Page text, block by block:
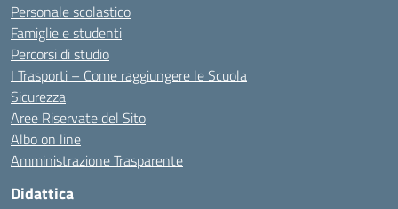
Personale scolastico
Famiglie e studenti
Percorsi di studio
I Trasporti – Come raggiungere le Scuola
Sicurezza
Aree Riservate del Sito
Albo on line
Amministrazione Trasparente
Didattica